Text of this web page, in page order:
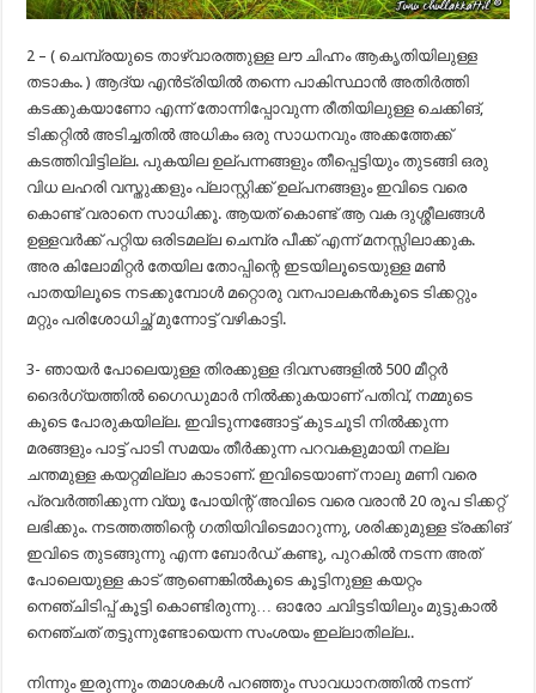
2 – ( ചെമ്പ്രയുടെ താഴ്വാരത്തുള്ള ലൗ ചിഹ്നം ആകൃതിയിലുള്ള
തടാകം. ) ആദ്യ എൻട്രിയിൽ തന്നെ പാകിസ്ഥാൻ അതിർത്തി
കടക്കുകയാണോ എന്ന് തോന്നിപ്പോവുന്ന രീതിയിലുള്ള ചെക്കിങ്‌,
ടിക്കറ്റിൽ അടിച്ചതിൽ അധികം ഒരു സാധനവും അക്കത്തേക്ക്
കടത്തിവിട്ടില്ല. പുകയില ഉല്പന്നങ്ങളും തീപ്പെട്ടിയും തുടങ്ങി ഒരു
വിധ ലഹരി വസ്തുക്കളും പ്ലാസ്റ്റിക്ക് ഉല്പനങ്ങളും ഇവിടെ വരെ
കൊണ്ട് വരാനെ സാധിക്കൂ. ആയത് കൊണ്ട് ആ വക ദുശ്ശീലങ്ങൾ
ഉള്ളവർക്ക് പറ്റിയ ഒരിടമല്ല ചെമ്പ്ര പീക്ക് എന്ന് മനസ്സിലാക്കുക.
അര കിലോമിറ്റർ തേയില തോപ്പിന്റെ ഇടയിലൂടെയുള്ള മൺ
പാതയിലൂടെ നടക്കുമ്പോൾ മറ്റൊരു വനപാലകൻകൂടെ ടിക്കറ്റും
മറ്റും പരിശോധിച്ഛ് മുന്നോട്ട് വഴികാട്ടി.
3- ഞായർ പോലെയുള്ള തിരക്കുള്ള ദിവസങ്ങളിൽ 500 മീറ്റർ
ദൈർഗ്യത്തിൽ ഗൈഡുമാർ നിൽക്കുകയാണ് പതിവ്, നമ്മുടെ
കൂടെ പോരുകയില്ല. ഇവിടുന്നങ്ങോട്ട് കുടചൂടി നിൽക്കുന്ന
മരങ്ങളും പാട്ട് പാടി സമയം തീർക്കുന്ന പറവകളുമായി നല്ല
ചന്തമുള്ള കയറ്റമില്ലാ കാടാണ്. ഇവിടെയാണ് നാലു മണി വരെ
പ്രവർത്തിക്കുന്ന വ്യൂ പോയിന്റ് അവിടെ വരെ വരാൻ 20 രൂപ ടിക്കറ്റ്
ലഭിക്കും. നടത്തത്തിന്റെ ഗതിയിവിടെമാറുന്നു, ശരിക്കുമുള്ള ട്രക്കിങ്
ഇവിടെ തുടങ്ങുന്നു എന്ന ബോർഡ് കണ്ടു, പുറകിൽ നടന്ന അത്
പോലെയുള്ള കാട് ആണെങ്കിൽകൂടെ കൂട്ടിനുള്ള കയറ്റം
നെഞ്ചിടിപ്പ് കൂട്ടി കൊണ്ടിരുന്നു… ഓരോ ചവിട്ടടിയിലും മുട്ടുകാൽ
നെഞ്ചത് തട്ടുന്നുണ്ടോയെന്ന സംശയം ഇല്ലാതില്ല..
നിന്നും ഇരുന്നും തമാശകൾ പറഞ്ഞും സാവധാനത്തിൽ നടന്ന്